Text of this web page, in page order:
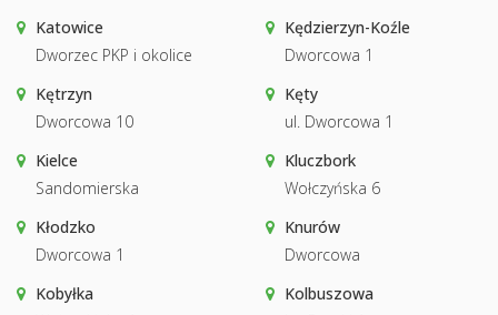
Katowice
Dworzec PKP i okolice
Kędzierzyn-Koźle
Dworcowa 1
Kętrzyn
Dworcowa 10
Kęty
ul. Dworcowa 1
Kielce
Sandomierska
Kluczbork
Wołczyńska 6
Kłodzko
Dworcowa 1
Knurów
Dworcowa
Kobyłka
Kolbuszowa